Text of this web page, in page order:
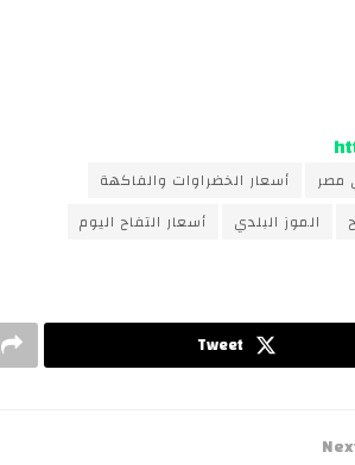
مصر
أسعار الخضراوات والفاكهة
الموز البلدي
أسعار التفاح اليوم
Tweet